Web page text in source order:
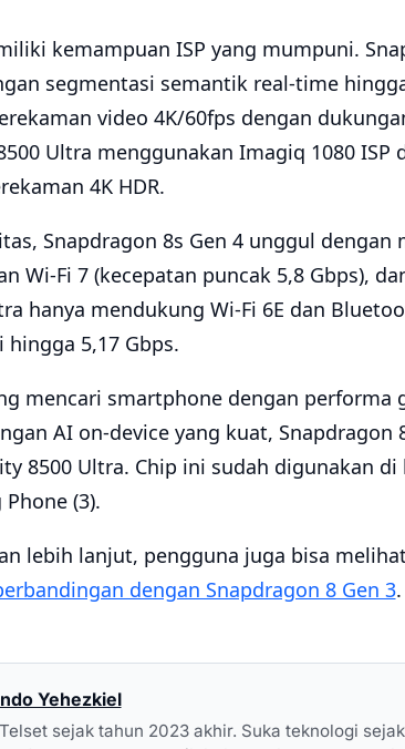
kemampuan ISP yang mumpuni.
segmentasi semantik real-time
video 4K/60fps dengan
Ultra menggunakan Imagiq 1080 ISP
4K HDR.
Snapdragon 8s Gen 4 unggul dengan
Wi-Fi 7 (kecepatan puncak 5,8 Gbps),
hanya mendukung Wi-Fi 6E dan
5,17 Gbps.
mencari smartphone dengan
AI on-device yang kuat,
8500 Ultra. Chip ini sudah digunakan
(3).
lebih lanjut, pengguna juga bisa melihat
dengan Snapdragon 8 Gen 3.
Yehezkiel
sejak tahun 2023 akhir. Suka teknologi